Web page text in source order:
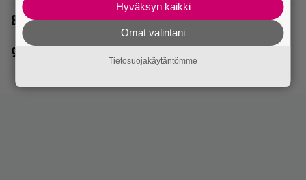
8. Rakastettu suomalainen metalliyhtye tekee paluun
9.
hoitolaitteessa nytkähdellen
Hyväksyn kaikki
Omat valintani
Tietosuojakäytäntömme